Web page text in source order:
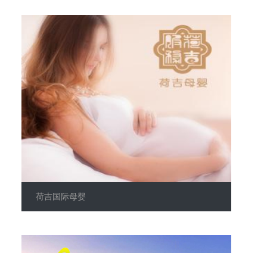
荷吉国际母婴